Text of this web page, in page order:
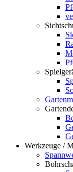
Werkzeuge /